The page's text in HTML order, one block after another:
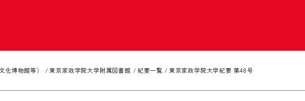
化博物館等） 東京家政学院大学附属図書館 紀要一覧 東京家政学院大学紀要 第48号